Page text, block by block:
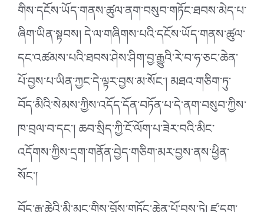
གིས་དངོས་ཡོད་གནས་ཚུལ་ནག་བསུབ་གཏོང་ཐབས་མེད་པ་
ཞིག་ཡིན་སྟབས། དེ་ལ་གཞིགས་པའི་དངོས་ཡོད་གནས་ཚུལ་
དང་འཚམས་པའི་ཐབས་ཤེས་ཤིག་བྱ་རྒྱུའི་རེ་བ་ཧ་ཅང་ཆེན་
པོ་བྱས་པ་ཡིན་ཀྱང་དེ་ལྟར་བྱས་མ་སོང༌། མཐའ་གཅིག་ཏུ་
བོད་མིའི་སེམས་ཀྱིས་འདོད་དོན་བཏོན་པ་དེ་ནག་བསུབ་ཀྱིས་
ཁ་བྲལ་བ་དང༌། ཆབ་སྲིད་ཀྱི་ངོ་ལོག་པ་ཟེར་བའི་མིང་
འདོགས་ཀྱིས་དྲག་གནོན་བྱེད་གཅིག་མར་བྱས་ནས་ཕྱིན་
སོང༌།